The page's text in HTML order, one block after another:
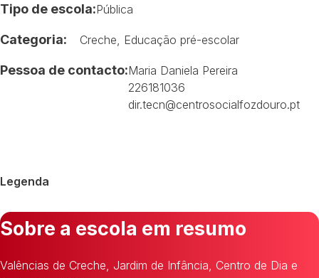
Tipo de escola:Pública
Categoria: Creche, Educação pré-escolar
Pessoa de contacto:Maria Daniela Pereira
226181036
dir.tecn@centrosocialfozdouro.pt
Legenda
Sobre a escola em resumo
Valências de Creche, Jardim de Infância, Centro de Dia e